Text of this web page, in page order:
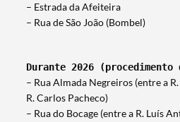
– Estrada da Afeiteira
– Rua de São João (Bombel)
Durante 2026
– Rua Almada Negreiros (entre a
R. Carlos Pacheco)
– Rua do Bocage (entre a R. Luís